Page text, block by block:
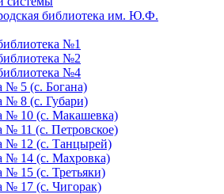
библиотека им. Ю.Ф.
№1
№2
№4
№ 5 (с. Богана)
№ 8 (с. Губари)
№ 10 (с. Макашевка)
№ 11 (с. Петровское)
№ 12 (с. Танцырей)
№ 14 (с. Махровка)
№ 15 (с. Третьяки)
№ 17 (с. Чигорак)